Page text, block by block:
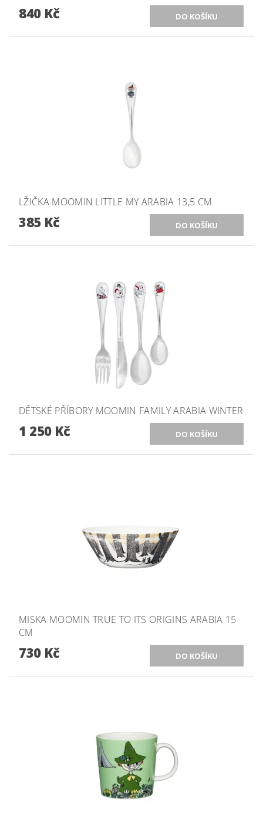
840 Kč
LŽIČKA MOOMIN LITTLE MY ARABIA 13,5 CM
385 Kč
DĚTSKÉ PŘÍBORY MOOMIN FAMILY ARABIA WINTER
1 250 Kč
MISKA MOOMIN TRUE TO ITS ORIGINS ARABIA 15
CM
730 Kč